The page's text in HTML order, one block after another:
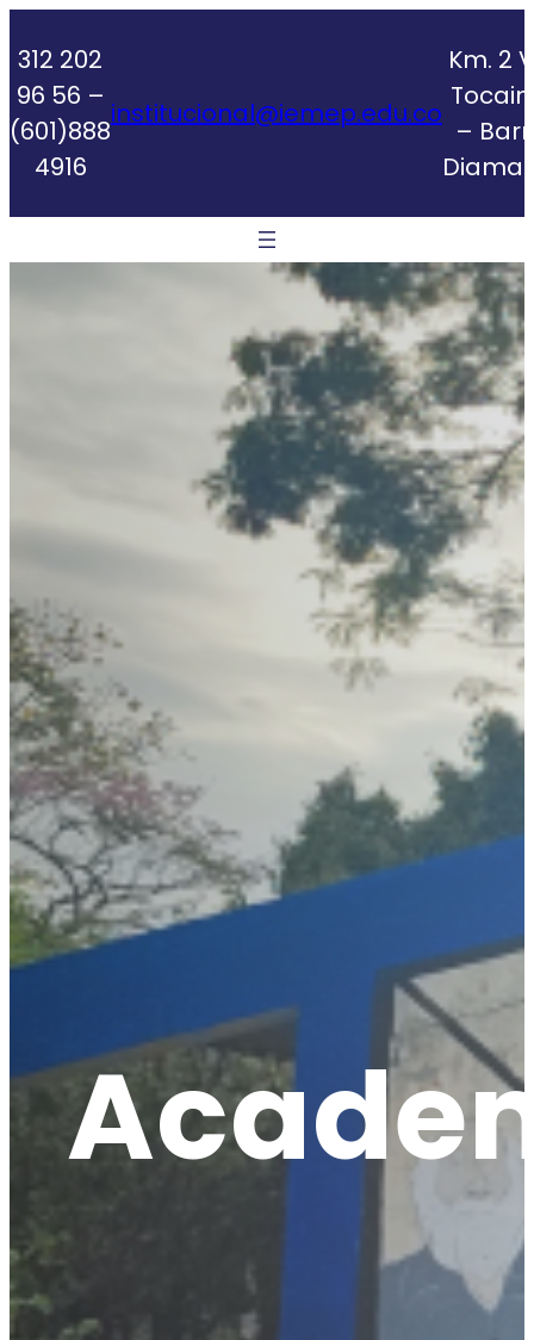
to
content
312 202
96 56 –
(601)888
4916
institucional@iemep.edu.co
Km. 2
–